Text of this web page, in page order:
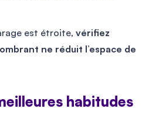
est étroite, vérifiez
ne réduit l’espace de
habitudes